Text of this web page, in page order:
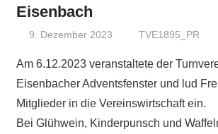
Eisenbach
9. Dezember 2023 TVE1895_PR
Am 6.12.2023 veranstaltete der
Eisenbacher Adventsfenster und lud
Mitglieder in die Vereinswirtschaft ein.
Bei Glühwein, Kinderpunsch und